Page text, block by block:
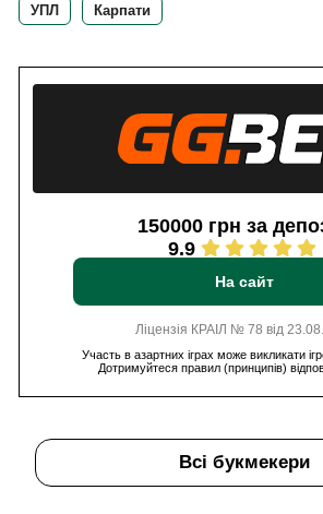
УПЛ Карпати
150000 грн за
9.9
На сайт
Ліцензія КРАІЛ № 78 від
Участь в азартних іграх може викликати
Дотримуйтеся правил (принципів)
Всі букмекери